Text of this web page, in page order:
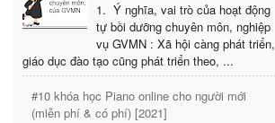
1. Ý nghĩa, vai trò của hoạt động
tự bồi dưỡng chuyên môn, nghiệp
vụ GVMN : Xã hội càng phát triển,
giáo dục đào tạo cũng phát triển theo, ...
#10 khóa học Piano online cho người mới
(miễn phí & có phí) [2021]